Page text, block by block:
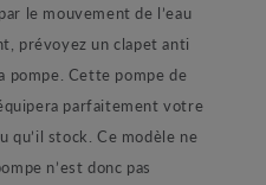
le mouvement de l’eau
prévoyez un clapet anti
pompe. Cette pompe de
parfaitement votre
qu’il stock. Ce modèle ne
n’est donc pas